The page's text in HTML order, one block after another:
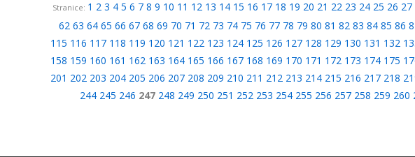
Stranice: 1 2 3 4 5 6 7 8 9 10 11 12 13 14 15 16 17 18 19 20 21 22 23 24 25 26 27
62 63 64 65 66 67 68 69 70 71 72 73 74 75 76 77 78 79 80 81 82 83 84 85 86
115 116 117 118 119 120 121 122 123 124 125 126 127 128 129 130 131 132
158 159 160 161 162 163 164 165 166 167 168 169 170 171 172 173 174 175
201 202 203 204 205 206 207 208 209 210 211 212 213 214 215 216 217 218
244 245 246 247 248 249 250 251 252 253 254 255 256 257 258 259 260